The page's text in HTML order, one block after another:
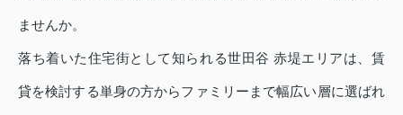
ませんか。
落ち着いた住宅街として知られる世田谷 赤堤エリアは、賃
貸を検討する単身の方からファミリーまで幅広い層に選ばれ